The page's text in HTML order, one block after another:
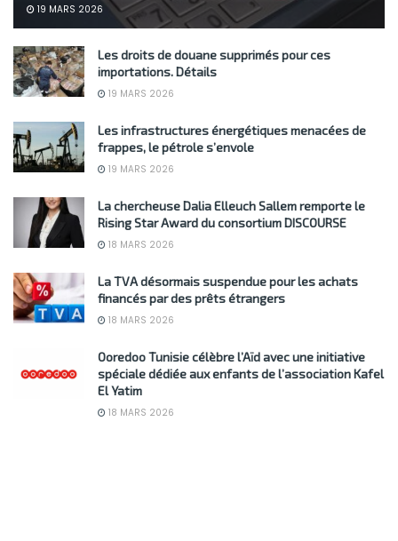
19 MARS 2026
Les droits de douane supprimés pour ces
importations. Détails
19 MARS 2026
Les infrastructures énergétiques menacées de
frappes, le pétrole s’envole
19 MARS 2026
La chercheuse Dalia Elleuch Sallem remporte le
Rising Star Award du consortium DISCOURSE
18 MARS 2026
La TVA désormais suspendue pour les achats
financés par des prêts étrangers
18 MARS 2026
Ooredoo Tunisie célèbre l’Aïd avec une initiative
spéciale dédiée aux enfants de l’association Kafel
El Yatim
18 MARS 2026